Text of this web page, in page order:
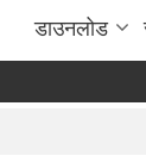
डाउनलोड